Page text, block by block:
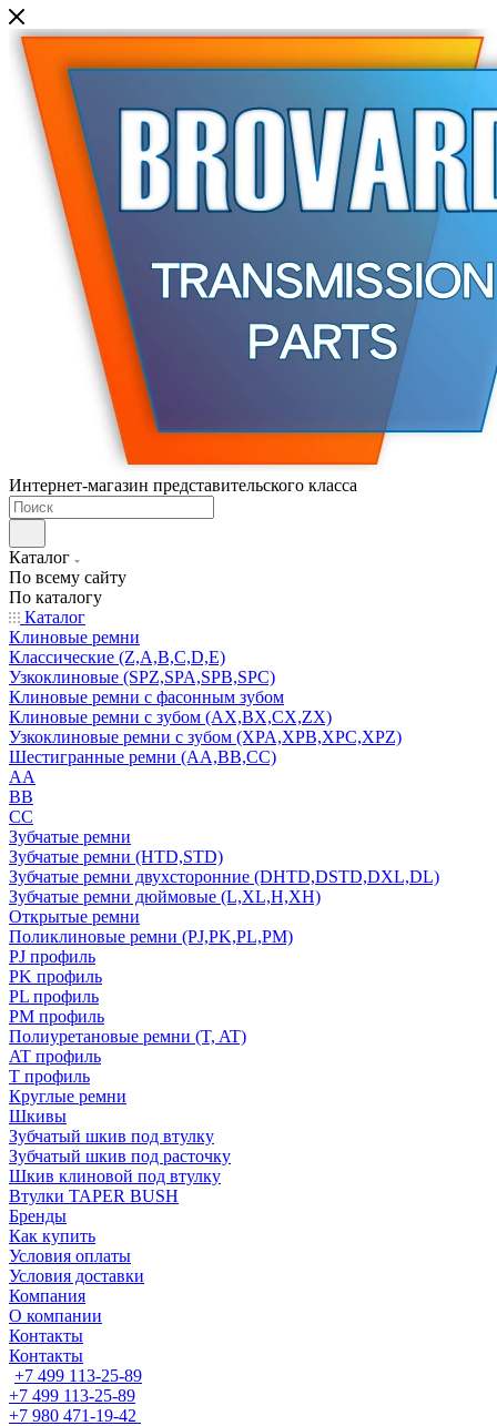
Интернет-магазин представительского класса
Каталог
По всему сайту
По каталогу
Каталог
Клиновые ремни
Классические (Z,A,B,C,D,E)
Узкоклиновые (SPZ,SPA,SPB,SPC)
Клиновые ремни с фасонным зубом
Клиновые ремни с зубом (AX,BX,CX,ZX)
Узкоклиновые ремни с зубом (XPA,XPB,XPC,XPZ)
Шестигранные ремни (AA,BB,CC)
AA
BB
CC
Зубчатые ремни
Зубчатые ремни (HTD,STD)
Зубчатые ремни двухсторонние (DHTD,DSTD,DXL,DL)
Зубчатые ремни дюймовые (L,XL,H,XH)
Открытые ремни
Поликлиновые ремни (PJ,PK,PL,PM)
PJ профиль
PK профиль
PL профиль
PM профиль
Полиуретановые ремни (T, AT)
AT профиль
T профиль
Круглые ремни
Шкивы
Зубчатый шкив под втулку
Зубчатый шкив под расточку
Шкив клиновой под втулку
Втулки TAPER BUSH
Бренды
Как купить
Условия оплаты
Условия доставки
Компания
О компании
Контакты
Контакты
+7 499 113-25-89
+7 499 113-25-89
+7 980 471-19-42